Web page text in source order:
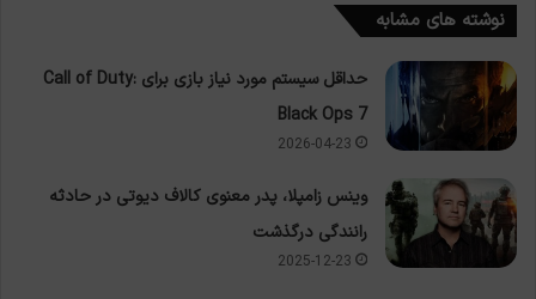
نوشته های مشابه
حداقل سیستم مورد نیاز بازی برای Call of Duty:
Black Ops 7
2026-04-23
وینس زامپلا، پدر معنوی کالاف دیوتی در حادثه
رانندگی درگذشت
2025-12-23